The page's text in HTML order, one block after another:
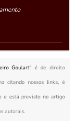
Goulart" é de direito
citando nossos links, é
e está previsto no artigo
autorais.